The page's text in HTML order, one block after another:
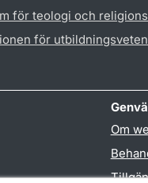
för teologi och
för
Om